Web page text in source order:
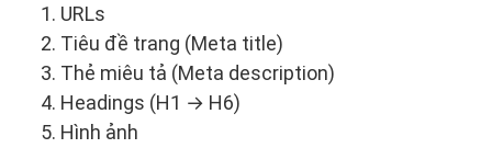
URLs
Tiêu đề trang (Meta title)
Thẻ miêu tả (Meta description)
Headings (H1 → H6)
Hình ảnh